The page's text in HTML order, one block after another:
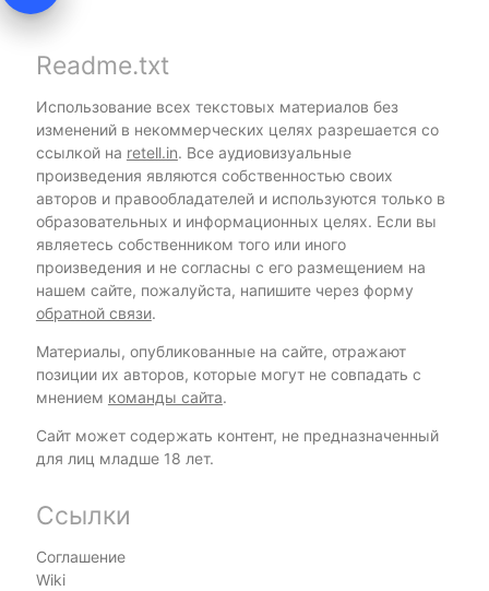
Readme.txt
Использование всех текстовых материалов без
изменений в некоммерческих целях разрешается со
ссылкой на retell.in. Все аудиовизуальные
произведения являются собственностью своих
авторов и правообладателей и используются только в
образовательных и информационных целях. Если вы
являетесь собственником того или иного
произведения и не согласны с его размещением на
нашем сайте, пожалуйста, напишите через форму
обратной связи.
Материалы, опубликованные на сайте, отражают
позиции их авторов, которые могут не совпадать с
мнением команды сайта.
Сайт может содержать контент, не предназначенный
для лиц младше 18 лет.
Ссылки
Соглашение
Wiki